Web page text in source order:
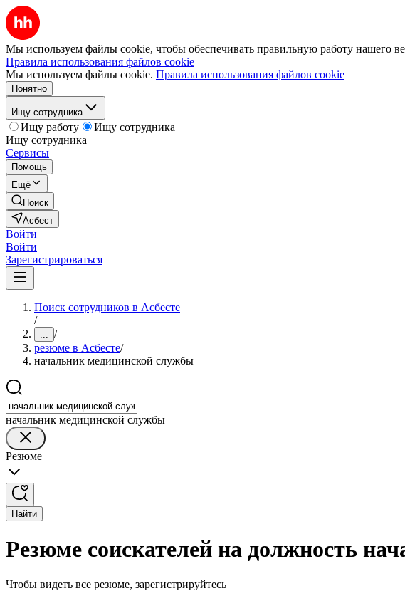
Мы используем файлы cookie, чтобы обеспечивать правильную работу нашего
Правила использования файлов cookie
Мы используем файлы cookie. Правила использования файлов cookie
Понятно
Ищу сотрудника
Ищу работу
Ищу сотрудника
Ищу сотрудника
Сервисы
Помощь
Ещё
Поиск
Асбест
Войти
Войти
Зарегистрироваться
Поиск сотрудников в Асбесте
/
... /
резюме в Асбесте/
начальник медицинской службы
начальник медицинской службы
Резюме
Найти
Резюме соискателей на должность
Чтобы видеть все резюме, зарегистрируйтесь